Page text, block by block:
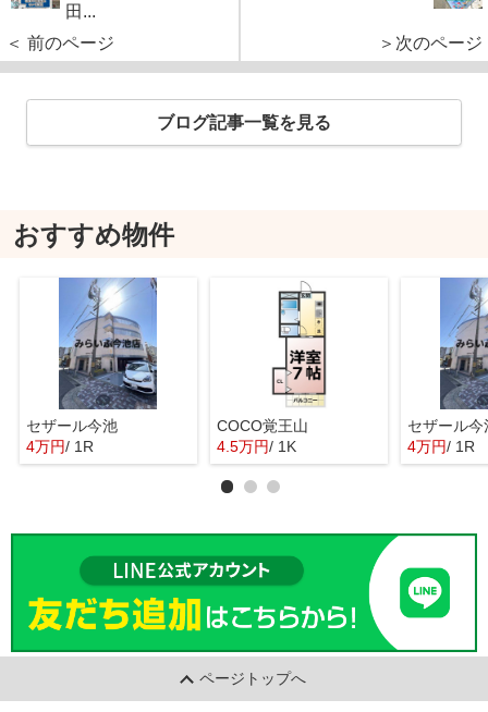
田...
＜ 前のページ
＞次のページ
ブログ記事一覧を見る
おすすめ物件
セザール今池
4万円/ 1R
COCO覚王山
4.5万円/ 1K
セザール今
4万円/ 1R
ページトップへ